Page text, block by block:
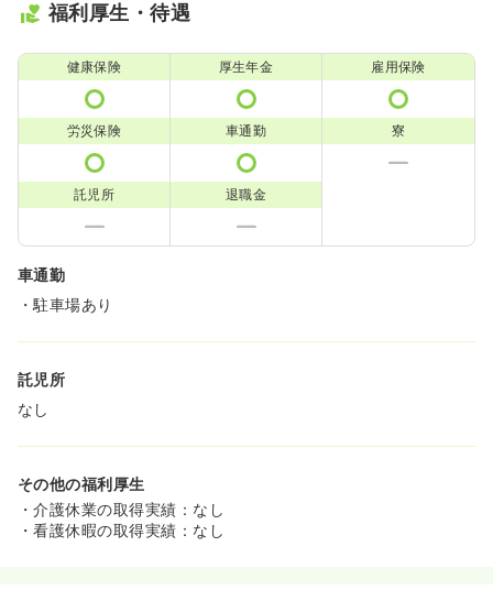
福利厚生・待遇
健康保険 厚生年金 雇用保険
労災保険 車通勤 寮
託児所 退職金
車通勤
・駐車場あり
託児所
なし
その他の福利厚生
・介護休業の取得実績：なし
・看護休暇の取得実績：なし